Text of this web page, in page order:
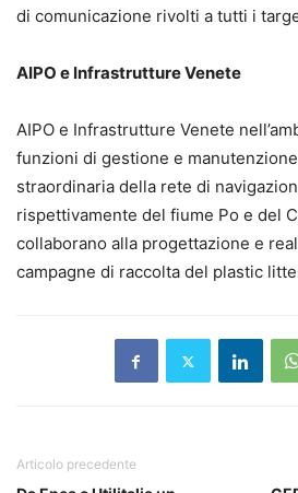
di comunicazione rivolti a tutti i
AIPO e Infrastrutture Venete
AIPO e Infrastrutture Venete
funzioni di gestione e
straordinaria della rete di
rispettivamente del fiume Po e del
collaborano alla progettazione e
campagne di raccolta del plastic
Articolo precedente